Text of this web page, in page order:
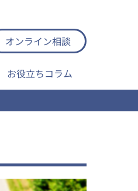
オンライン相談
お役立ちコラム